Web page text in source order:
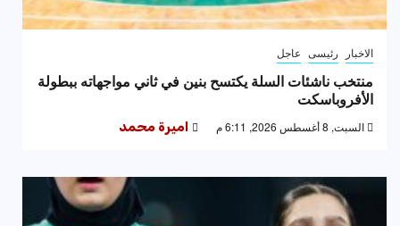
الاخبار رئيسى عاجل
منتخب ناشئات السلة يكتسح بنين في ثاني مواجهاته ببطولة
الأفروباسكت
السبت, 8 أغسطس 2026, 6:11 م اميرة محمد